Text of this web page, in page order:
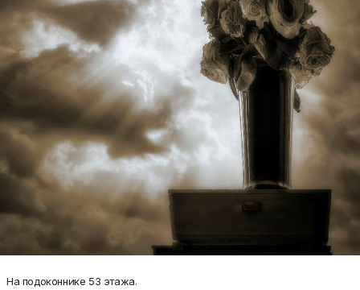
На подоконнике 53 этажа.